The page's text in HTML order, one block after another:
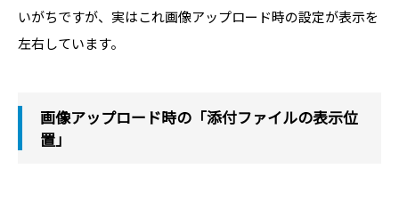
いがちですが、実はこれ画像アップロード時の設定が表示を
左右しています。
画像アップロード時の「添付ファイルの表示位
置」